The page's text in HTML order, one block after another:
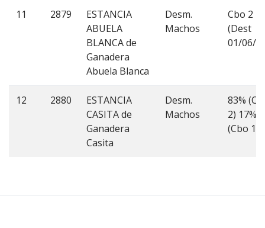
11 2879
ESTANCIA
ABUELA
BLANCA de
Ganadera
Abuela Blanca
Desm.
Machos
Cbo 2
(Dest
01/06/
12 2880
ESTANCIA
CASITA de
Ganadera
Casita
Desm.
Machos
83%
2) 17%
(Cbo 1)